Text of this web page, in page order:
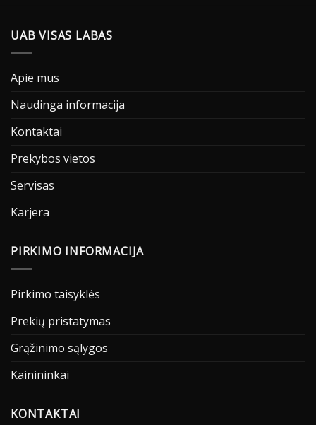
UAB VISAS LABAS
Apie mus
Naudinga informacija
Kontaktai
Prekybos vietos
Servisas
Karjera
PIRKIMO INFORMACIJA
Pirkimo taisyklės
Prekių pristatymas
Grąžinimo sąlygos
Kainininkai
KONTAKTAI